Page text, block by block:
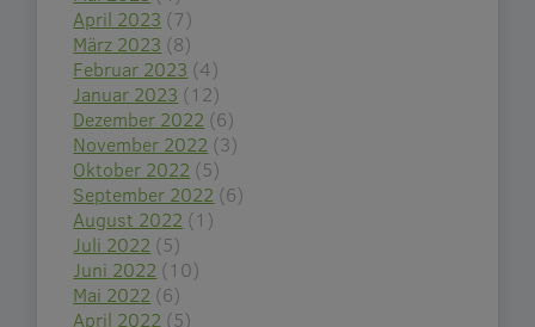
April 2023 (7)
März 2023 (8)
Februar 2023 (4)
Januar 2023 (12)
Dezember 2022 (6)
November 2022 (3)
Oktober 2022 (5)
September 2022 (6)
August 2022 (1)
Juli 2022 (5)
Juni 2022 (10)
Mai 2022 (6)
April 2022 (5)